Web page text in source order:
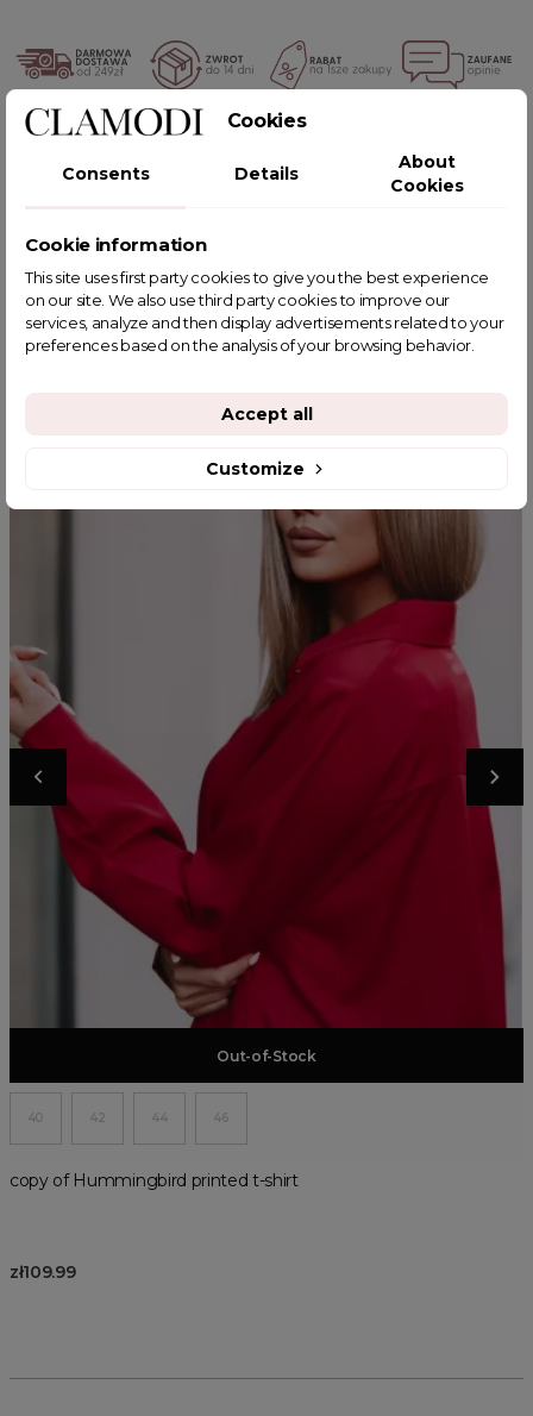
POWIĄZANE TAGI
YOU MIGHT ALSO LIKE
Add to basket
Out-of-Stock
40 42 44 46
copy of Hummingbird printed t-shirt
zł109.99
Cookies
Consents Details
About
Cookies
Cookie information
This site uses first party cookies to give you the best experience
on our site. We also use third party cookies to improve our
services, analyze and then display advertisements related to your
preferences based on the analysis of your browsing behavior.
Customize
Accept all